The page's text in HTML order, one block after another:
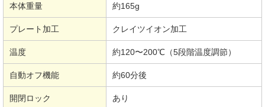
本体重量 約165g
プレート加工 クレイツイオン加工
温度 約120〜200℃（5段階温度調節）
自動オフ機能 約60分後
開閉ロック あり